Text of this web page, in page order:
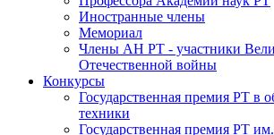
Иностранные члены
Мемориал
Члены АН РТ - участники
Отечественной войны
Конкурсы
Государственная премия РТ в
техники
Государственная премия РТ